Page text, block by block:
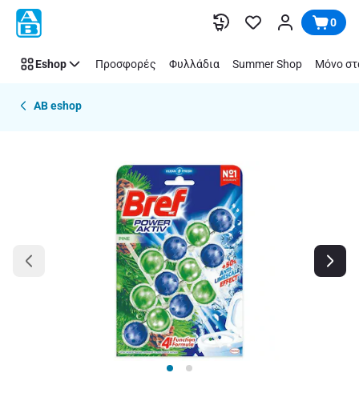
Παράλειψη 0
Eshop Προσφορές Φυλλάδια Summer Shop Μόνο
AB eshop